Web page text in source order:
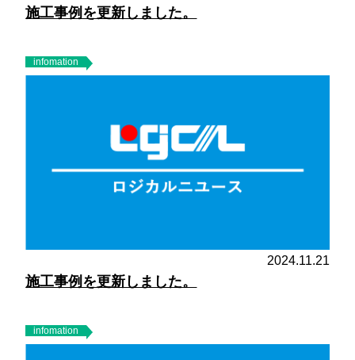
施工事例を更新しました。
infomation
2024.11.21
施工事例を更新しました。
infomation